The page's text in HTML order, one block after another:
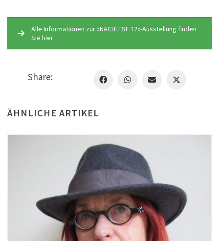
Alle Informationen zur »NACHLESE 12«-Ausstellung finden
Sie hier
Share:
ÄHNLICHE ARTIKEL